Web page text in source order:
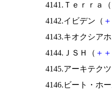
4141.Ｔｅｒｒａ（
4142.イビデン（ ＋
4143.キオクシア
4144.ＪＳＨ（ ＋ ＋
4145.アーキテク
4146.ビート・ホ